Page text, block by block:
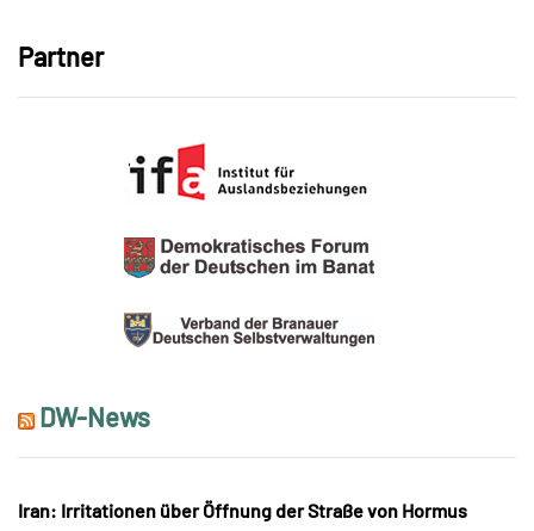
Partner
DW-News
Iran: Irritationen über Öffnung der Straße von Hormus